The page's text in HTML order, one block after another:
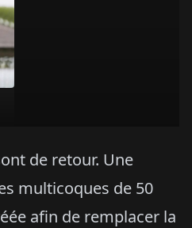
de retour. Une
multicoques de 50
afin de remplacer la